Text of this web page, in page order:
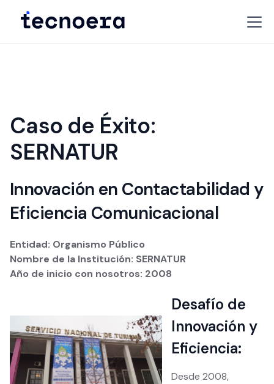
Caso de Éxito:
SERNATUR
Innovación en Contactabilidad y
Eficiencia Comunicacional
Entidad: Organismo Público
Nombre de la Institución: SERNATUR
Año de inicio con nosotros: 2008
Desafío de
Innovación y
Eficiencia:
Desde 2008,